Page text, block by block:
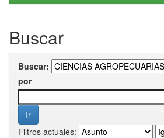
Buscar
Buscar:
por
Filtros actuales: